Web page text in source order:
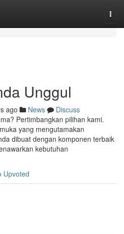
Unggul
ago News
Discuss
Pertimbangkan pilihan kami.
yang mengutamakan
dibuat dengan komponen terbaik
kebutuhan
Upvoted